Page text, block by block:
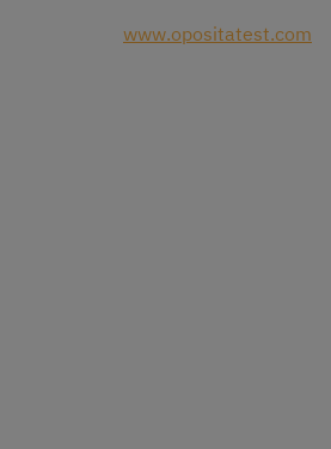
www.opositatest.com